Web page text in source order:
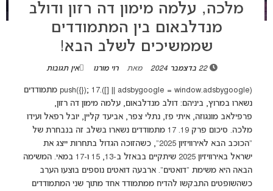
מלכה, עלמה מימון דה רזון ודולב
מנדלבאום בין המתמודדים
שממשיכים לשלב הבא!
22 בדצמבר 2024 מאת רוי מורנו אין תגובות
(adsbygoogle = window.adsbygoogle || []).push({}); 17 מתמודדים
נשארו במרוץ, ביניהם: דולב מנדלבאום, עלמה מימון דה רזון,
פרפילאב מונגוזה, איתי פז, נתלי צפר, אביעד קליין, יובל רפאל ועידו
מלכה. סיכום פרק 19. 17 מתמודדים נשארו בשלב זה בנבחרת של
"הכוכב הבא לאירוויזיון 2025", כשהזוכה הגדול בתחרות ייצג את
ישראל באירוויזיון 2025 שיתקיים בבאזל ב-13, 15 ו-17 במאי. המשימה
הבאה היא משימת "דואטים". ארבעה דואטים נוספים בוצעו הערב
כשהשופטים התבקשו להדיח ממתמודד אחד מתוך שני המתמודדים